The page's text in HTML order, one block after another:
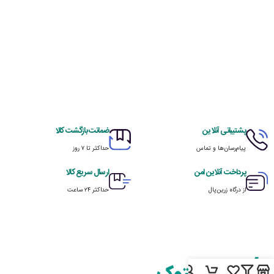
پشتیبانی آنلاین
پیام‌رسان‌ها و تماس
ضمانت بازگشت کالا
حداکثر تا ۷ روز
پرداخت آنلاین امن
از درگاه زرین‌پال
ارسال سریع کالا
حداکثر ۲۴ ساعت